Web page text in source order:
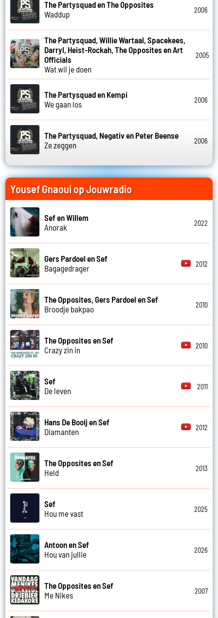
The Partysquad en The Opposites
Waddup
2006
The Partysquad, Willie Wartaal, Spacekees,
Darryl, Heist-Rockah, The Opposites en Art
Officials
Wat wil je doen
2005
The Partysquad en Kempi
We gaan los
2006
The Partysquad, Negativ en Peter Beense
Ze zeggen
2006
Yousef Gnaoui op Jouwradio
Sef en Willem
Anorak
2022
Gers Pardoel en Sef
Bagagedrager
2012
The Opposites, Gers Pardoel en Sef
Broodje bakpao
2010
The Opposites en Sef
Crazy zin in
2010
Sef
De leven
2011
Hans De Booij en Sef
Diamanten
2012
The Opposites en Sef
Held
2013
Sef
Hou me vast
2025
Antoon en Sef
Hou van jullie
2026
The Opposites en Sef
Me Nikes
2007